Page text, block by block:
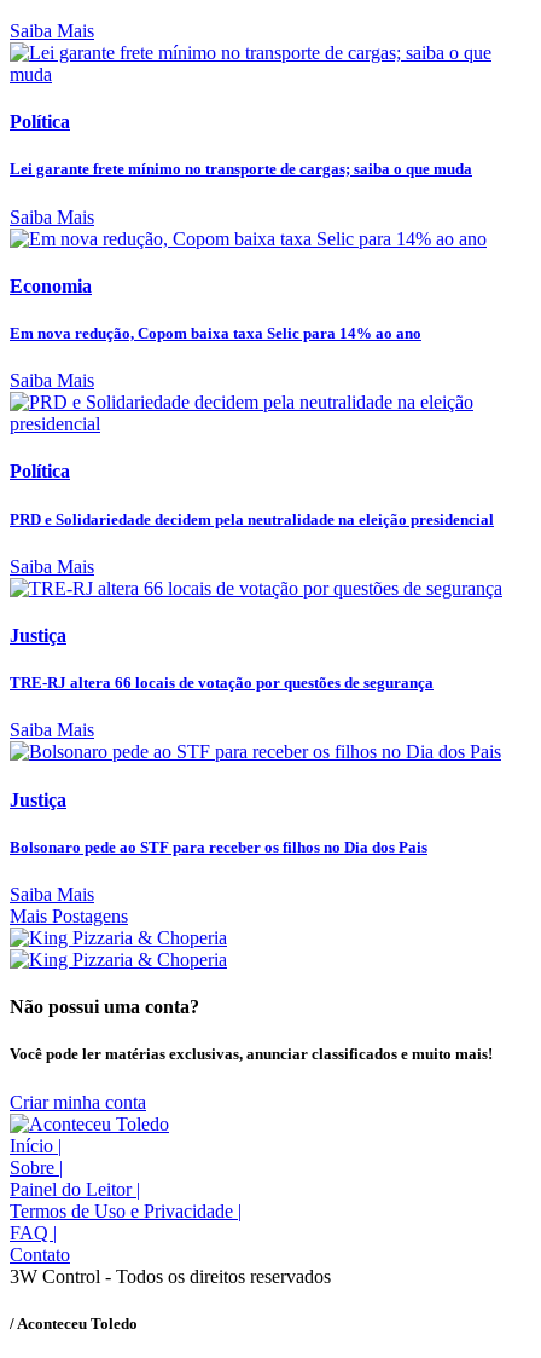
Saiba Mais
Política
Lei garante frete mínimo no transporte de cargas; saiba o que muda
Saiba Mais
Economia
Em nova redução, Copom baixa taxa Selic para 14% ao ano
Saiba Mais
Política
PRD e Solidariedade decidem pela neutralidade na eleição presidencial
Saiba Mais
Justiça
TRE-RJ altera 66 locais de votação por questões de segurança
Saiba Mais
Justiça
Bolsonaro pede ao STF para receber os filhos no Dia dos Pais
Saiba Mais
Mais Postagens
Não possui uma conta?
Você pode ler matérias exclusivas, anunciar classificados e muito mais!
Criar minha conta
Início |
Sobre |
Painel do Leitor |
Termos de Uso e Privacidade |
FAQ |
Contato
3W Control - Todos os direitos reservados
/ Aconteceu Toledo